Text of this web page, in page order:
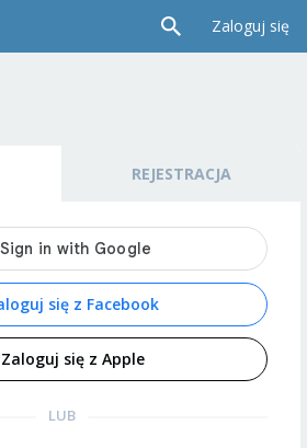
Zaloguj się
REJESTRACJA
się z Facebook
Zaloguj się z Apple
LUB